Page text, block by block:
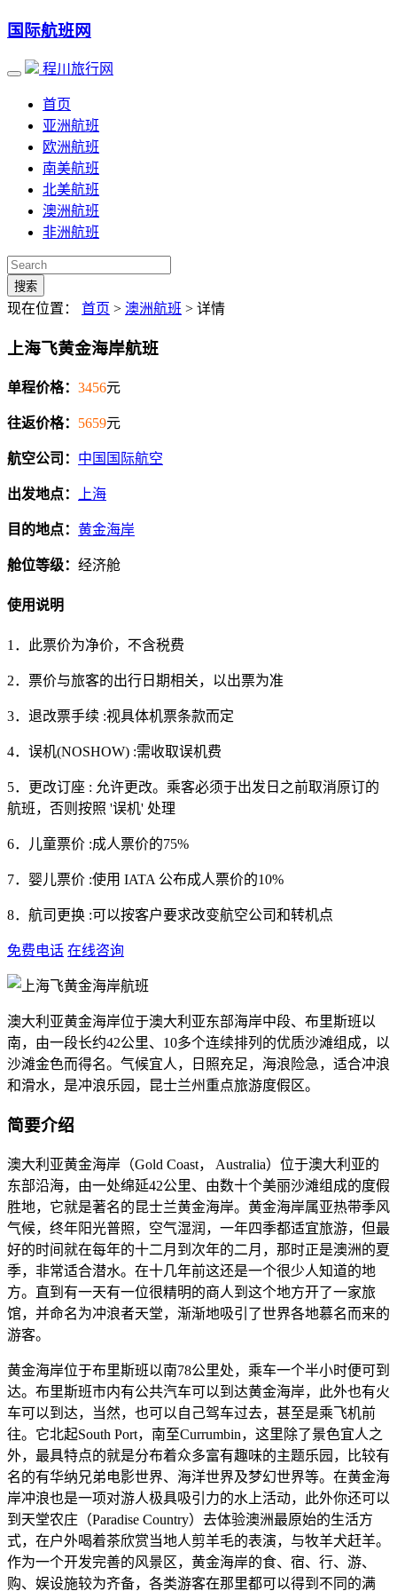
国际航班网
程川旅行网
首页
亚洲航班
欧洲航班
南美航班
北美航班
澳洲航班
非洲航班
搜索
现在位置： 首页 > 澳洲航班 > 详情
上海飞黄金海岸航班
单程价格： 3456元
往返价格： 5659元
航空公司： 中国国际航空
出发地点： 上海
目的地点： 黄金海岸
舱位等级： 经济舱
使用说明
1．此票价为净价，不含税费
2．票价与旅客的出行日期相关，以出票为准
3．退改票手续 :视具体机票条款而定
4．误机(NOSHOW) :需收取误机费
5．更改订座 : 允许更改。乘客必须于出发日之前取消原订的
航班，否则按照 '误机' 处理
6．儿童票价 :成人票价的75%
7．婴儿票价 :使用 IATA 公布成人票价的10%
8．航司更换 :可以按客户要求改变航空公司和转机点
免费电话 在线咨询
澳大利亚黄金海岸位于澳大利亚东部海岸中段、布里斯班以
南，由一段长约42公里、10多个连续排列的优质沙滩组成，以
沙滩金色而得名。气候宜人，日照充足，海浪险急，适合冲浪
和滑水，是冲浪乐园，昆士兰州重点旅游度假区。
简要介绍
澳大利亚黄金海岸（Gold Coast， Australia）位于澳大利亚的
东部沿海，由一处绵延42公里、由数十个美丽沙滩组成的度假
胜地，它就是著名的昆士兰黄金海岸。黄金海岸属亚热带季风
气候，终年阳光普照，空气湿润，一年四季都适宜旅游，但最
好的时间就在每年的十二月到次年的二月，那时正是澳洲的夏
季，非常适合潜水。在十几年前这还是一个很少人知道的地
方。直到有一天有一位很精明的商人到这个地方开了一家旅
馆，并命名为冲浪者天堂，渐渐地吸引了世界各地慕名而来的
游客。
黄金海岸位于布里斯班以南78公里处，乘车一个半小时便可到
达。布里斯班市内有公共汽车可以到达黄金海岸，此外也有火
车可以到达，当然，也可以自己驾车过去，甚至是乘飞机前
往。它北起South Port，南至Currumbin，这里除了景色宜人之
外，最具特点的就是分布着众多富有趣味的主题乐园，比较有
名的有华纳兄弟电影世界、海洋世界及梦幻世界等。在黄金海
岸冲浪也是一项对游人极具吸引力的水上活动，此外你还可以
到天堂农庄（Paradise Country）去体验澳洲最原始的生活方
式，在户外喝着茶欣赏当地人剪羊毛的表演，与牧羊犬赶羊。
作为一个开发完善的风景区，黄金海岸的食、宿、行、游、
购、娱设施较为齐备，各类游客在那里都可以得到不同的满